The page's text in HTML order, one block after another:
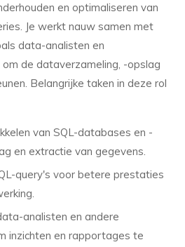
en optimaliseren van
Je werkt nauw samen met
data-analisten en
de dataverzameling, -opslag
Belangrijke taken in deze rol
van SQL-databases en -
en extractie van gegevens.
query's voor betere prestaties
analisten en andere
inzichten en rapportages te